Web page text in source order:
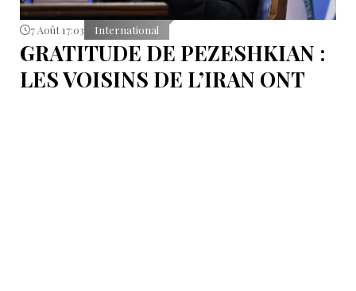
7 Août 17:03 International
GRATITUDE DE PEZESHKIAN :
LES VOISINS DE L’IRAN ONT